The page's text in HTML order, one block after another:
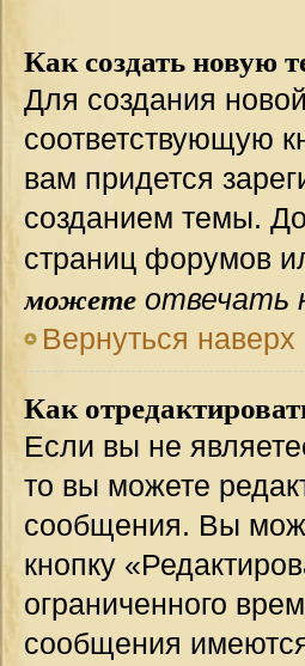
Как создать новую
Для создания
соответствующую
вам придется
созданием темы.
страниц форумов
можете отвечать
Вернуться наверх
Как
Если вы не
то вы можете
сообщения. Вы
кнопку
ограниченного
сообщения